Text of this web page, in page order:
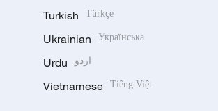
Turkish Türkçe
Ukrainian Українська
Urdu اردو
Vietnamese Tiếng Việt